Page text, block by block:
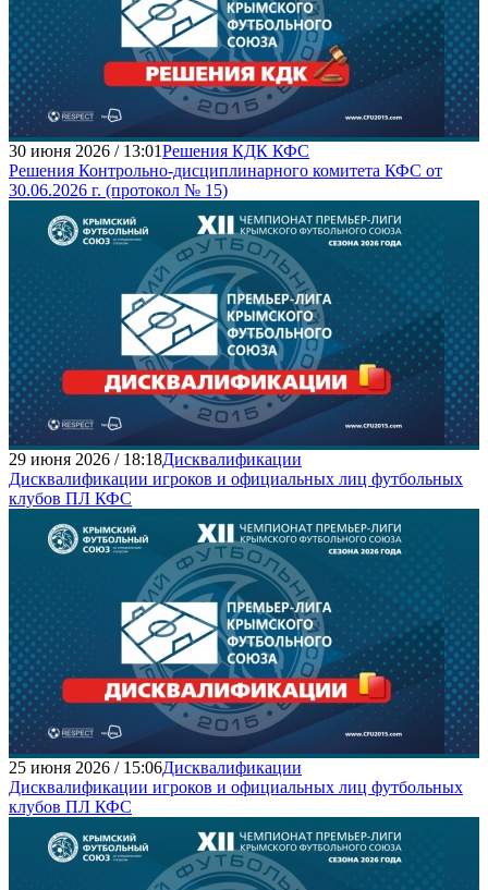
30 июня 2026 / 13:01Решения КДК КФС
Решения Контрольно-дисциплинарного комитета КФС от
30.06.2026 г. (протокол № 15)
29 июня 2026 / 18:18Дисквалификации
Дисквалификации игроков и официальных лиц футбольных
клубов ПЛ КФС
25 июня 2026 / 15:06Дисквалификации
Дисквалификации игроков и официальных лиц футбольных
клубов ПЛ КФС